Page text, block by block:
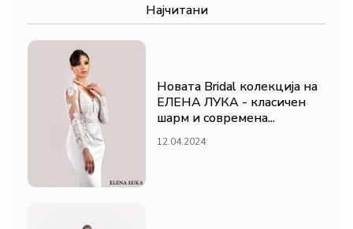
Најчитани
Новата Bridal колекција на
ЕЛЕНА ЛУКА - класичен
шарм и современа...
12.04.2024